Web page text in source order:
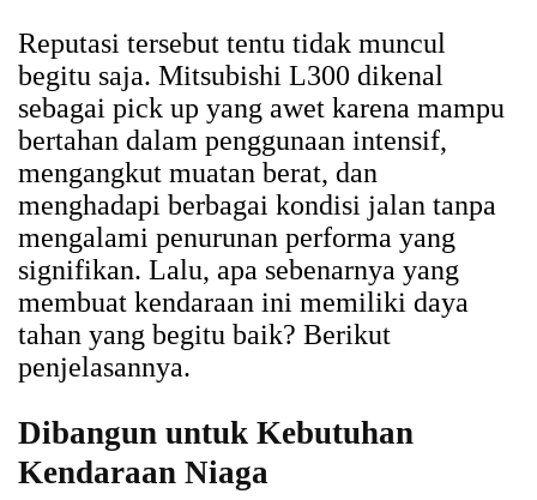
Reputasi tersebut tentu tidak muncul
begitu saja. Mitsubishi L300 dikenal
sebagai pick up yang awet karena mampu
bertahan dalam penggunaan intensif,
mengangkut muatan berat, dan
menghadapi berbagai kondisi jalan tanpa
mengalami penurunan performa yang
signifikan. Lalu, apa sebenarnya yang
membuat kendaraan ini memiliki daya
tahan yang begitu baik? Berikut
penjelasannya.
Dibangun untuk Kebutuhan
Kendaraan Niaga